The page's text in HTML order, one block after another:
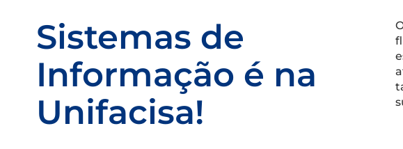
Sistemas de
Informação é na
Unifacisa!